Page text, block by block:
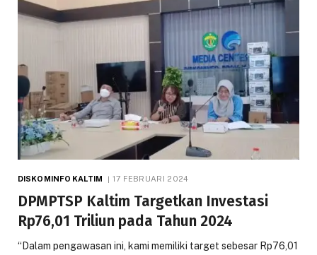
DISKOMINFO KALTIM 17 FEBRUARI 2024
DPMPTSP Kaltim Targetkan Investasi
Rp76,01 Triliun pada Tahun 2024
“Dalam pengawasan ini, kami memiliki target sebesar Rp76,01